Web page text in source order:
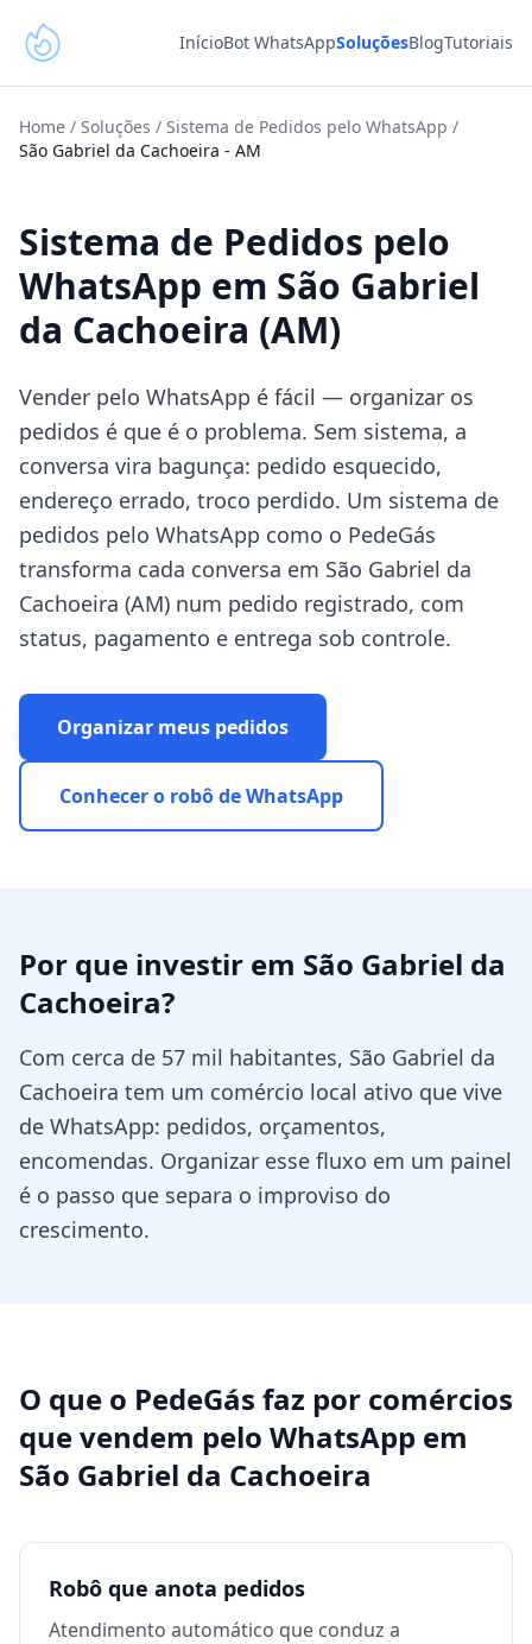
InícioBot WhatsAppSoluçõesBlogTutoriais
Home / Soluções / Sistema de Pedidos pelo WhatsApp /
São Gabriel da Cachoeira - AM
Sistema de Pedidos pelo
WhatsApp em São Gabriel
da Cachoeira (AM)
Vender pelo WhatsApp é fácil — organizar os
pedidos é que é o problema. Sem sistema, a
conversa vira bagunça: pedido esquecido,
endereço errado, troco perdido. Um sistema de
pedidos pelo WhatsApp como o PedeGás
transforma cada conversa em São Gabriel da
Cachoeira (AM) num pedido registrado, com
status, pagamento e entrega sob controle.
Organizar meus pedidos
Conhecer o robô de WhatsApp
Por que investir em São Gabriel da
Cachoeira?
Com cerca de 57 mil habitantes, São Gabriel da
Cachoeira tem um comércio local ativo que vive
de WhatsApp: pedidos, orçamentos,
encomendas. Organizar esse fluxo em um painel
é o passo que separa o improviso do
crescimento.
O que o PedeGás faz por comércios
que vendem pelo WhatsApp em
São Gabriel da Cachoeira
Robô que anota pedidos
Atendimento automático que conduz a